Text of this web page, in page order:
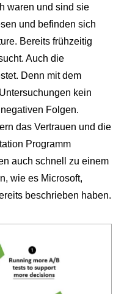
waren und sind sie
und befinden sich
Bereits frühzeitig
Auch die
Denn mit dem
kein
Folgen.
das Vertrauen und die
Programm
auch schnell zu einem
wie es Microsoft,
beschrieben haben.